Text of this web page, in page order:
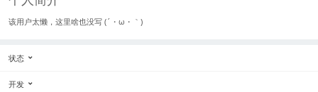
该用户太懒，这里啥也没写 (´・ω・｀)
状态
开发